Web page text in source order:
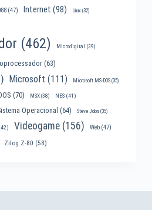
(47) Internet (98) Linux(32)
(462) Microdigital (39)
(63)
Microsoft (111) Microsoft MS-DOS(35)
(70) MSX(38) NES(41)
Operacional (64) Steve Jobs(35)
Videogame(156) Web(47)
Zilog Z-80 (58)